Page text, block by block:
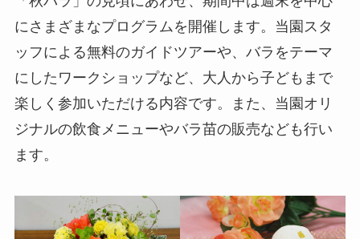
にさまざまなプログラムを開催します。当園スタ
ッフによる無料のガイドツアーや、バラをテーマ
にしたワークショップなど、大人から子どもまで
楽しく参加いただける内容です。また、当園オリ
ジナルの飲食メニューやバラ苗の販売なども行い
ます。